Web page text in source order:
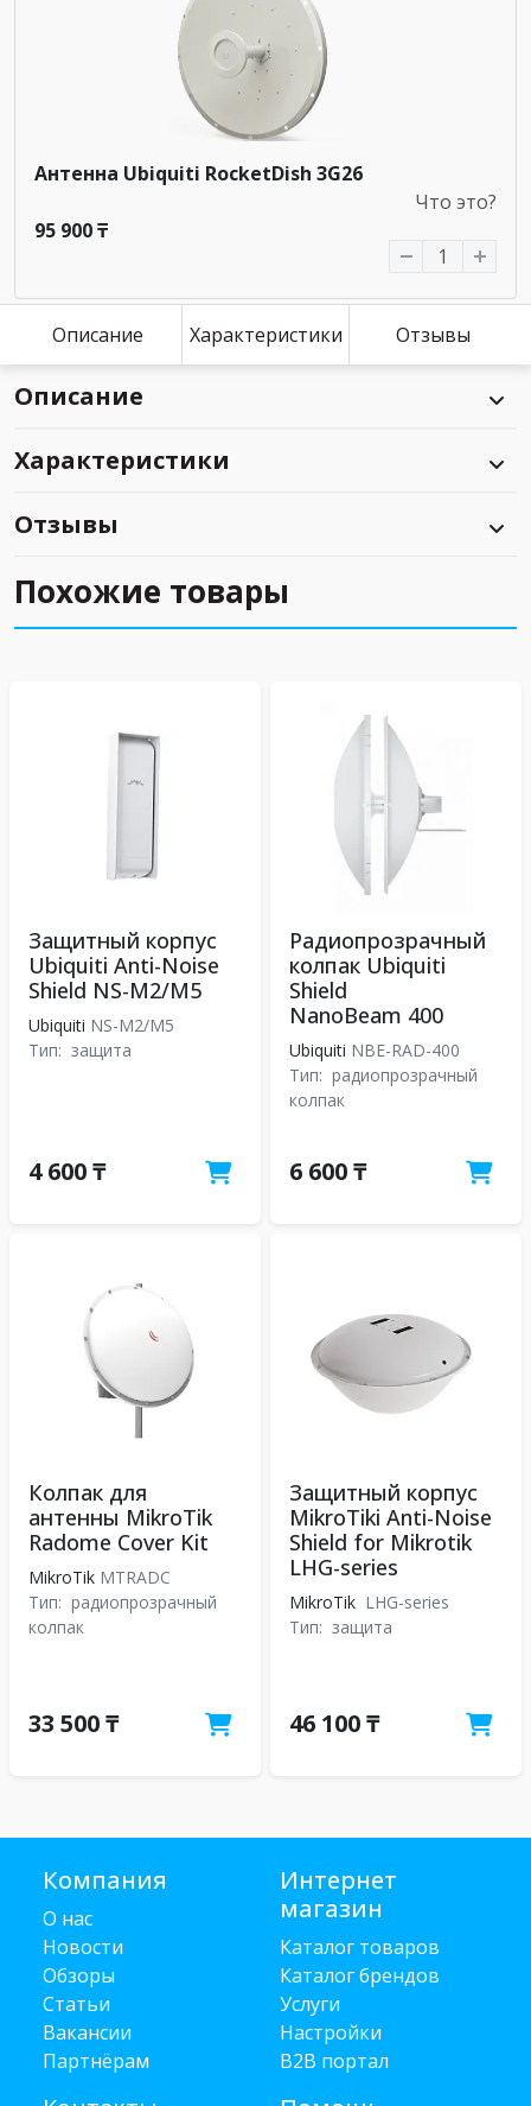
Антенна Ubiquiti RocketDish 3G26
Что это?
95 900 ₸
Описание Характеристики Отзывы
Описание
Характеристики
Отзывы
Похожие товары
Защитный корпус
Ubiquiti Anti-Noise
Shield NS-M2/M5
Ubiquiti NS-M2/M5
Тип: защита
4 600 ₸
Радиопрозрачный
колпак Ubiquiti
Shield
NanoBeam 400
Ubiquiti NBE-RAD-400
Тип: радиопрозрачный
колпак
6 600 ₸
Колпак для
антенны MikroTik
Radome Cover Kit
MikroTik MTRADC
Тип: радиопрозрачный
колпак
33 500 ₸
Защитный корпус
MikroTiki Anti-Noise
Shield for Mikrotik
LHG-series
MikroTik LHG-series
Тип: защита
46 100 ₸
Компания
О нас
Новости
Обзоры
Статьи
Вакансии
Партнёрам
Интернет
магазин
Каталог товаров
Каталог брендов
Услуги
Настройки
B2B портал